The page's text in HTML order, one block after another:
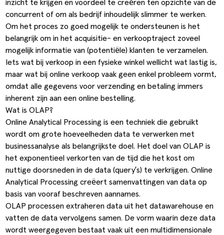
inzicht te krijgen en voordeel te creëren ten opzichte van de
concurrent of om als bedrijf inhoudelijk slimmer te werken.
Om het proces zo goed mogelijk te ondersteunen is het
belangrijk om in het acquisitie- en verkooptraject zoveel
mogelijk informatie van (potentiële) klanten te verzamelen.
Iets wat bij verkoop in een fysieke winkel wellicht wat lastig is,
maar wat bij online verkoop vaak geen enkel probleem vormt,
omdat alle gegevens voor verzending en betaling immers
inherent zijn aan een online bestelling.
Wat is OLAP?
Online Analytical Processing is een techniek die gebruikt
wordt om grote hoeveelheden data te verwerken met
businessanalyse als belangrijkste doel. Het doel van OLAP is
het exponentieel verkorten van de tijd die het kost om
nuttige doorsneden in de data (query’s) te verkrijgen. Online
Analytical Processing creëert samenvattingen van data op
basis van vooraf beschreven aannames.
OLAP processen extraheren data uit het datawarehouse en
vatten de data vervolgens samen. De vorm waarin deze data
wordt weergegeven bestaat vaak uit een multidimensionale